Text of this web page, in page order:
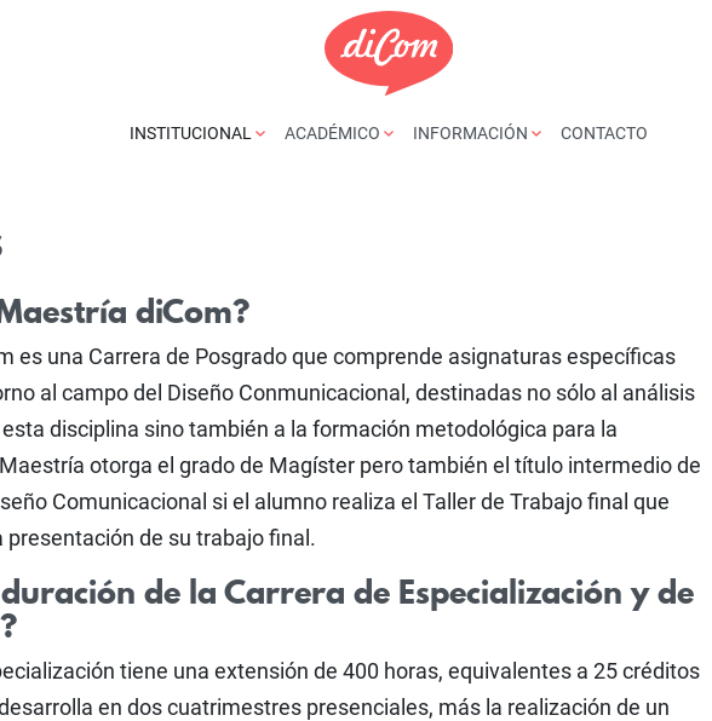
INSTITUCIONAL ACADÉMICO INFORMACIÓN CONTACTO
diCom?
es una Carrera de Posgrado que comprende asignaturas específicas
al campo del Diseño Conmunicacional, destinadas no sólo al análisis
disciplina sino también a la formación metodológica para la
otorga el grado de Magíster pero también el título intermedio de
Comunicacional si el alumno realiza el Taller de Trabajo final que
presentación de su trabajo final.
de la Carrera de Especialización y de
tiene una extensión de 400 horas, equivalentes a 25 créditos
en dos cuatrimestres presenciales, más la realización de un